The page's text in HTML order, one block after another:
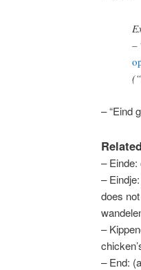
–
– “Eind
– Einde:
–
does
–
– End: